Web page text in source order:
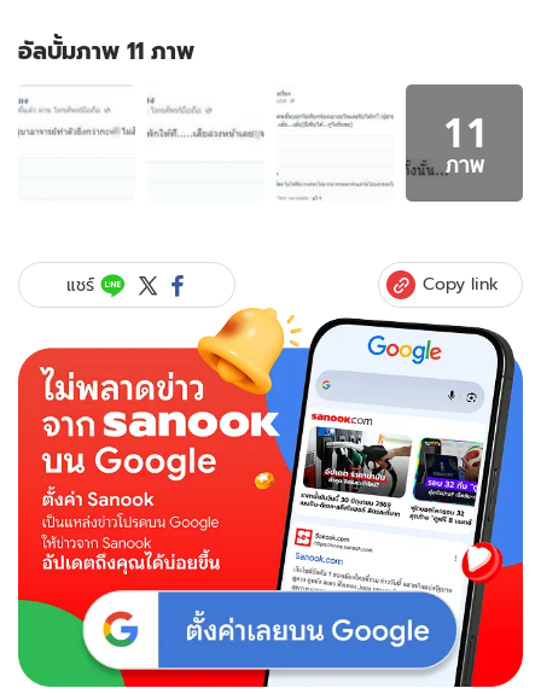
อัลบั้มภาพ 11 ภาพ
อัลบั้ม
กวิน
ตรา”
ไม่
ได้
เป็นก
ระ_รี่
บอก
ครู
ยิ่ง
กว่า
11
ภาพ
แชร์ Copy link